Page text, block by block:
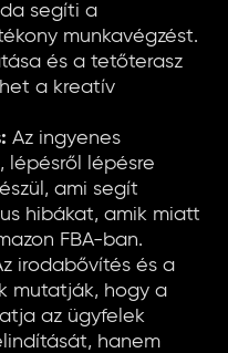
segíti a
munkavégzést.
és a tetőterasz
a kreatív
Az ingyenes
lépésről lépésre
ami segít
hibákat, amik miatt
FBA-ban.
irodabővítés és a
mutatják, hogy a
az ügyfelek
hanem